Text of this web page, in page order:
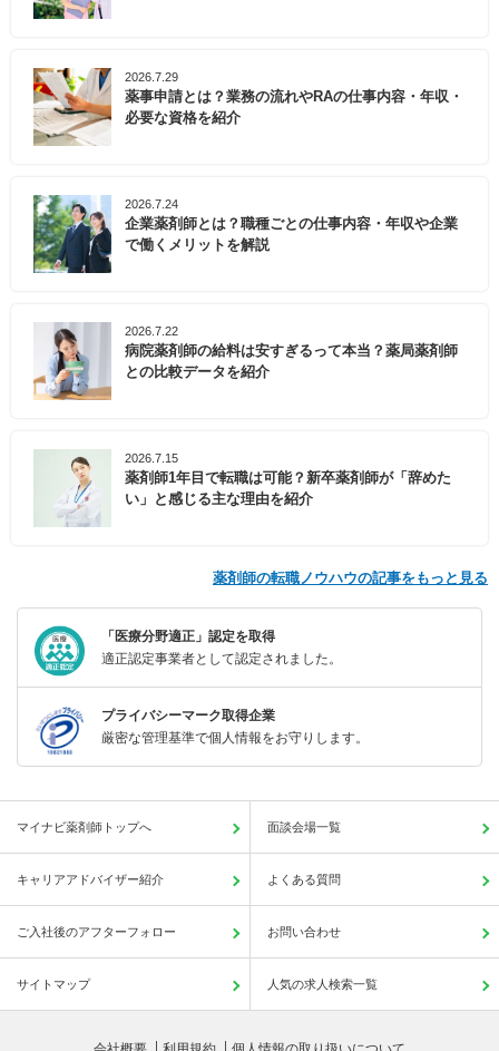
2026.7.29
薬事申請とは？業務の流れやRAの仕事内容・年収・
必要な資格を紹介
2026.7.24
企業薬剤師とは？職種ごとの仕事内容・年収や企業
で働くメリットを解説
2026.7.22
病院薬剤師の給料は安すぎるって本当？薬局薬剤師
との比較データを紹介
2026.7.15
薬剤師1年目で転職は可能？新卒薬剤師が「辞めた
い」と感じる主な理由を紹介
薬剤師の転職ノウハウの記事をもっと見る
「医療分野適正」認定を取得
適正認定事業者として認定されました。
プライバシーマーク取得企業
厳密な管理基準で個人情報をお守りします。
マイナビ薬剤師トップへ 面談会場一覧
キャリアアドバイザー紹介 よくある質問
ご入社後のアフターフォロー お問い合わせ
サイトマップ 人気の求人検索一覧